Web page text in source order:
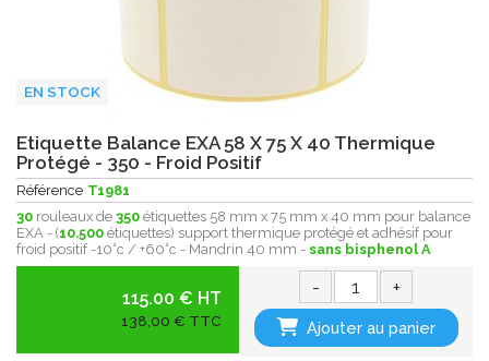
EN STOCK
Etiquette Balance EXA 58 X 75 X 40 Thermique
Protégé - 350 - Froid Positif
Référence T1981
30 rouleaux de 350 étiquettes 58 mm x 75 mm x 40 mm pour balance
EXA - (10.500 étiquettes) support thermique protégé et adhésif pour
froid positif -10°c / +60°c - Mandrin 40 mm - sans bisphenol A
115.00 € HT
138,00 € TTC
- +
Ajouter au panier